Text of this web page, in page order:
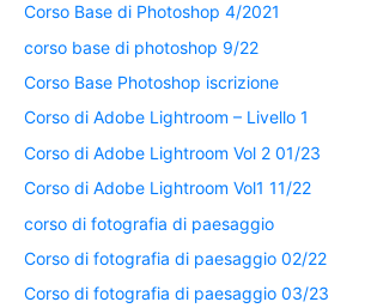
Corso Base di Photoshop 4/2021
corso base di photoshop 9/22
Corso Base Photoshop iscrizione
Corso di Adobe Lightroom – Livello 1
Corso di Adobe Lightroom Vol 2 01/23
Corso di Adobe Lightroom Vol1 11/22
corso di fotografia di paesaggio
Corso di fotografia di paesaggio 02/22
Corso di fotografia di paesaggio 03/23